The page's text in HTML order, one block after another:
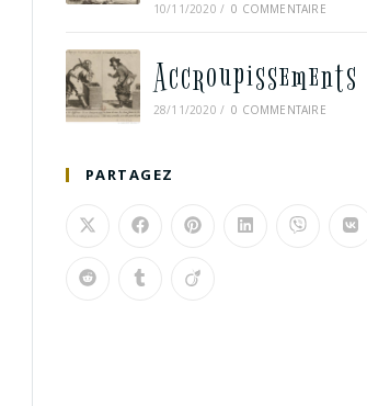
10/11/2020 / 0 COMMENTAIRE
Accroupissements
28/11/2020 / 0 COMMENTAIRE
PARTAGEZ